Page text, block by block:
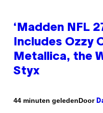
‘Madden NFL
Includes Ozzy
Metallica, the
Styx
44 minuten geledenDoor